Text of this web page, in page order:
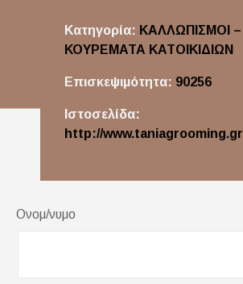
Κατηγορία: ΚΑΛΛΩΠΙΣΜΟΙ –
ΚΟΥΡΕΜΑΤΑ ΚΑΤΟΙΚΙΔΙΩΝ
Επισκεψιμότητα: 90256
Ιστοσελίδα:
http://www.taniagrooming.gr
Ονομ/νυμο